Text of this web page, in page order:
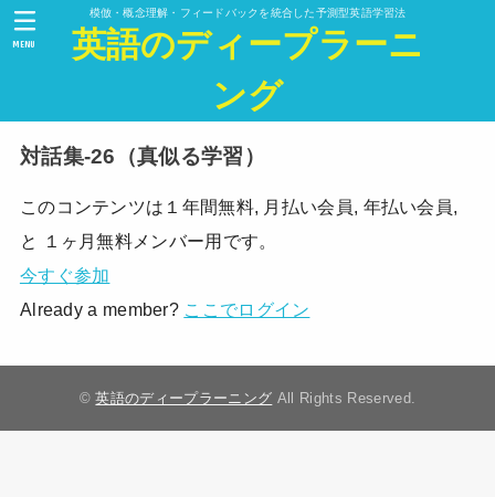
模倣・概念理解・フィードバックを統合した予測型英語学習法
英語のディープラーニ
ング
MENU
対話集-26（真似る学習）
このコンテンツは１年間無料, 月払い会員, 年払い会員,
と １ヶ月無料メンバー用です。
今すぐ参加
Already a member? ここでログイン
©英語のディープラーニング All Rights Reserved.